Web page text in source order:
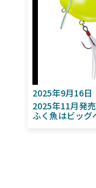
2025年9月16日
2025年11月発
ふく魚はビッグ